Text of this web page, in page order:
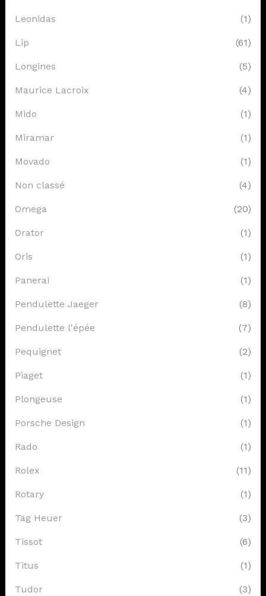
Leonidas (1)
Lip (61)
Longines (5)
Maurice Lacroix (4)
Mido (1)
Miramar (1)
Movado (1)
Non classé (4)
Omega (20)
Orator (1)
Oris (1)
Panerai (1)
Pendulette Jaeger (8)
Pendulette l'épée (7)
Pequignet (2)
Piaget (1)
Plongeuse (1)
Porsche Design (1)
Rado (1)
Rolex (11)
Rotary (1)
Tag Heuer (3)
Tissot (6)
Titus (1)
Tudor (3)